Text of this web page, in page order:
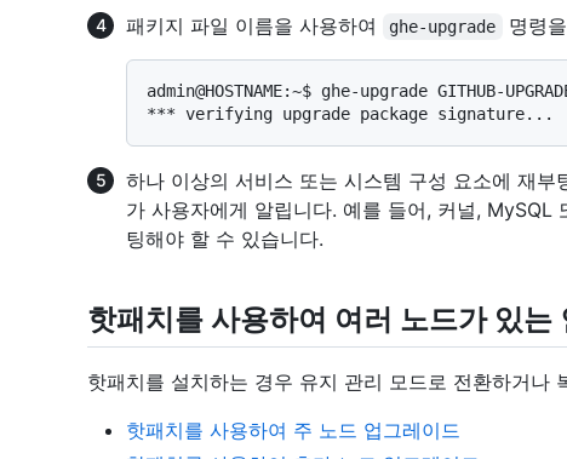
패키지 파일 이름을 사용하여 ghe-upgrade 명령
admin@HOSTNAME:~$ ghe-upgrade GITHUB-
하나 이상의 서비스 또는 시스템 구성 요소에 재
가 사용자에게 알립니다. 예를 들어, 커널,
팅해야 할 수 있습니다.
핫패치를 사용하여 여러 노드가 있는
핫패치를 설치하는 경우 유지 관리 모드로 전환하거나
핫패치를 사용하여 주 노드 업그레이드